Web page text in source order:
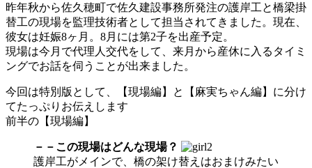
昨年秋から佐久穂町で佐久建設事務所発注の護岸工と橋梁掛
替工の現場を監理技術者として担当されてきました。現在、
彼女は妊娠8ヶ月。8月には第2子を出産予定。
現場は今月で代理人交代をして、来月から産休に入るタイミ
ングでお話を伺うことが出来ました。
今回は特別版として、【現場編】と【麻実ちゃん編】に分け
てたっぷりお伝えします
前半の【現場編】
－－この現場はどんな現場？
護岸工がメインで、橋の架け替えはおまけみたい